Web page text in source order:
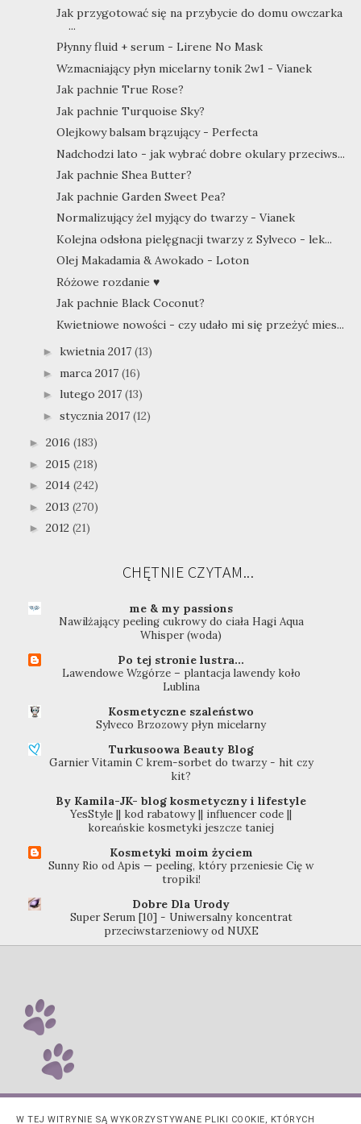
Jak przygotować się na przybycie do domu owczarka
...
Płynny fluid + serum - Lirene No Mask
Wzmacniający płyn micelarny tonik 2w1 - Vianek
Jak pachnie True Rose?
Jak pachnie Turquoise Sky?
Olejkowy balsam brązujący - Perfecta
Nadchodzi lato - jak wybrać dobre okulary przeciws...
Jak pachnie Shea Butter?
Jak pachnie Garden Sweet Pea?
Normalizujący żel myjący do twarzy - Vianek
Kolejna odsłona pielęgnacji twarzy z Sylveco - lek...
Olej Makadamia & Awokado - Loton
Różowe rozdanie ♥
Jak pachnie Black Coconut?
Kwietniowe nowości - czy udało mi się przeżyć mies...
► kwietnia 2017 (13)
► marca 2017 (16)
► lutego 2017 (13)
► stycznia 2017 (12)
► 2016 (183)
► 2015 (218)
► 2014 (242)
► 2013 (270)
► 2012 (21)
CHĘTNIE CZYTAM...
me & my passions
Nawilżający peeling cukrowy do ciała Hagi Aqua
Whisper (woda)
Po tej stronie lustra...
Lawendowe Wzgórze – plantacja lawendy koło
Lublina
Kosmetyczne szaleństwo
Sylveco Brzozowy płyn micelarny
Turkusoowa Beauty Blog
Garnier Vitamin C krem-sorbet do twarzy - hit czy
kit?
By Kamila-JK- blog kosmetyczny i lifestyle
YesStyle || kod rabatowy || influencer code ||
koreańskie kosmetyki jeszcze taniej
Kosmetyki moim życiem
Sunny Rio od Apis — peeling, który przeniesie Cię w
tropiki!
Dobre Dla Urody
Super Serum [10] - Uniwersalny koncentrat
przeciwstarzeniowy od NUXE
W TEJ WITRYNIE SĄ WYKORZYSTYWANE PLIKI COOKIE, KTÓRYCH